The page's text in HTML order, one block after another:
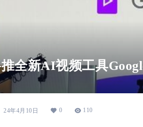
全新AI视频工具
24年4月10日 0 110